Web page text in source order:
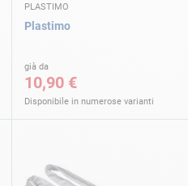
PLASTIMO
Plastimo
già da
10,90 €
Disponibile in numerose varianti